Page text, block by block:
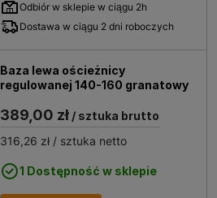
Odbiór w sklepie w ciągu 2h
Dostawa w ciągu 2 dni roboczych
Baza lewa ościeżnicy
regulowanej 140-160 granatowy
389,00 zł / sztuka brutto
316,26 zł / sztuka netto
1 Dostępność w sklepie